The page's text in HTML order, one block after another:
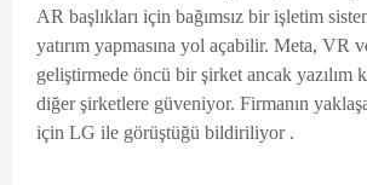
AR başlıkları için bağımsız bir işletim
yatırım yapmasına yol açabilir. Meta, VR
geliştirmede öncü bir şirket ancak yazılım
diğer şirketlere güveniyor. Firmanın
için LG ile görüştüğü bildiriliyor .